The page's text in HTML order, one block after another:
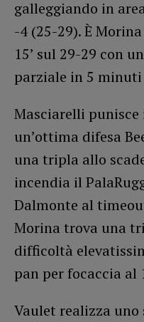
galleggiando in
-4 (25-29). È
15’ sul 29-29 con
parziale in 5
Masciarelli punisce
un’ottima difesa
una tripla allo
incendia il
Dalmonte al
Morina trova una
difficoltà
pan per focaccia al
Vaulet realizza